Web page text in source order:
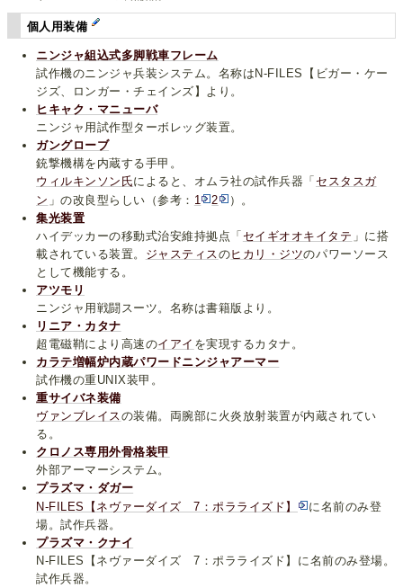
個人用装備
ニンジャ組込式多脚戦車フレーム
試作機のニンジャ兵装システム。名称はN-FILES【ビガー・ケー
ジズ、ロンガー・チェインズ】より。
ヒキャク・マニューバ
ニンジャ用試作型ターボレッグ装置。
ガングローブ
銃撃機構を内蔵する手甲。
ウィルキンソン氏によると、オムラ社の試作兵器「 セスタスガ
ン 」の改良型らしい（参考： 1 2
）。
集光装置
ハイデッカーの移動式治安維持拠点「 セイギオオキイタテ 」に搭
載されている装置。 ジャスティス のヒカリ・ジツのパワーソース
として機能する。
アツモリ
ニンジャ用戦闘スーツ。名称は書籍版より。
リニア・カタナ
超電磁鞘により高速のイアイ を実現するカタナ。
カラテ増幅炉内蔵パワードニンジャアーマー
試作機の重UNIX装甲。
重サイバネ装備
ヴァンブレイス の装備。両腕部に火炎放射装置が内蔵されてい
る。
クロノス専用外骨格装甲
外部アーマーシステム。
プラズマ・ダガー
N-FILES【ネヴァーダイズ 7：ポラライズド】
に名前のみ登
場。試作兵器。
プラズマ・クナイ
N-FILES【ネヴァーダイズ 7：ポラライズド】に名前のみ登場。
試作兵器。